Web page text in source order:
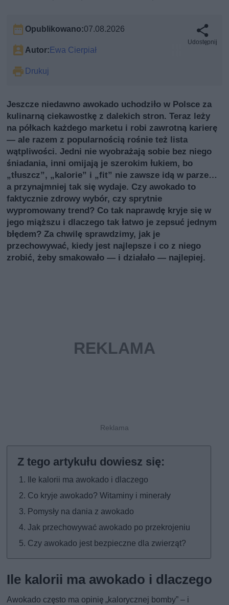
Opublikowano:07.08.2026
Autor:Ewa Cierpiał
Drukuj
Udostępnij
Jeszcze niedawno awokado uchodziło w Polsce za
kulinarną ciekawostkę z dalekich stron. Teraz leży
na półkach każdego marketu i robi zawrotną karierę
— ale razem z popularnością rośnie też lista
wątpliwości. Jedni nie wyobrażają sobie bez niego
śniadania, inni omijają je szerokim łukiem, bo
„tłuszcz”, „kalorie” i „fit” nie zawsze idą w parze…
a przynajmniej tak się wydaje. Czy awokado to
faktycznie zdrowy wybór, czy sprytnie
wypromowany trend? Co tak naprawdę kryje się w
jego miąższu i dlaczego tak łatwo je zepsuć jednym
błędem? Za chwilę sprawdzimy, jak je
przechowywać, kiedy jest najlepsze i co z niego
zrobić, żeby smakowało — i działało — najlepiej.
Ile kalorii ma awokado i dlaczego
Co kryje awokado? Witaminy i minerały
Pomysły na dania z awokado
Jak przechowywać awokado po przekrojeniu
Czy awokado jest bezpieczne dla zwierząt?
Ile kalorii ma awokado i dlaczego
Awokado często ma opinię „kalorycznej bomby” – i